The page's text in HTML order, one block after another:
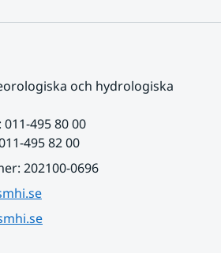
och hydrologiska
495 80 00
495 82 00
202100-0696